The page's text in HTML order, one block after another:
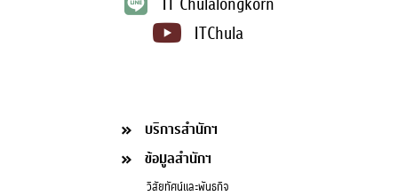
ITChula
บริการสำนักฯ
ข้อมูลสำนักฯ
วิสัยทัศน์และพันธกิจ